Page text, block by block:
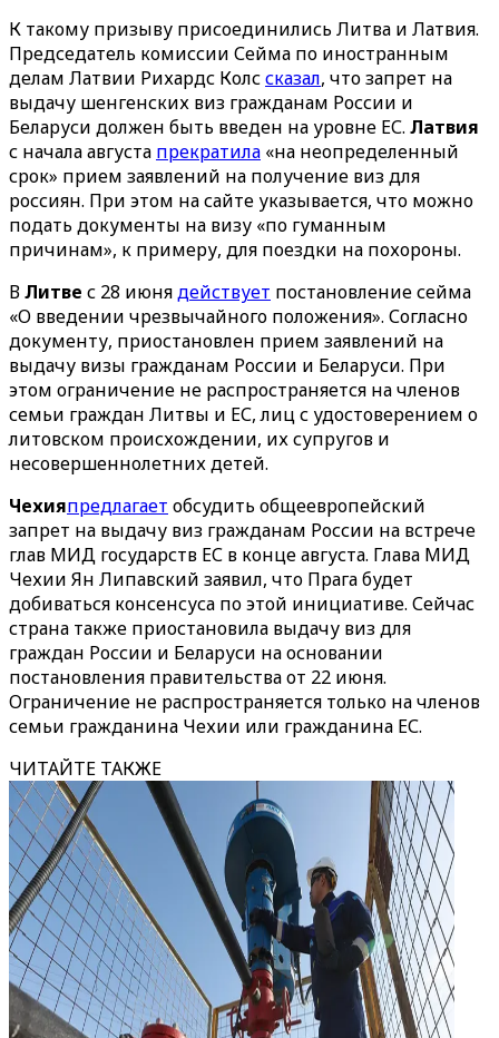
К такому призыву присоединились Литва и Латвия.
Председатель комиссии Сейма по иностранным
делам Латвии Рихардс Колссказал, что запрет на
выдачу шенгенских виз гражданам России и
Беларуси должен быть введен на уровне ЕС. Латвия
с начала августа прекратила «на неопределенный
срок» прием заявлений на получение виз для
россиян. При этом на сайте указывается, что можно
подать документы на визу «по гуманным
причинам», к примеру, для поездки на похороны.
ВЛитве с 28 июнядействует постановление сейма
«О введении чрезвычайного положения». Согласно
документу, приостановлен прием заявлений на
выдачу визы гражданам России и Беларуси. При
этом ограничение не распространяется на членов
семьи граждан Литвы и ЕС, лиц с удостоверением о
литовском происхождении, их супругов и
несовершеннолетних детей.
Чехияпредлагает обсудить общеевропейский
запрет на выдачу виз гражданам России на встрече
глав МИД государств ЕС в конце августа. Глава МИД
Чехии Ян Липавский заявил, что Прага будет
добиваться консенсуса по этой инициативе. Сейчас
страна также приостановила выдачу виз для
граждан России и Беларуси на основании
постановления правительства от 22 июня.
Ограничение не распространяется только на членов
семьи гражданина Чехии или гражданина ЕС.
ЧИТАЙТЕ ТАКЖЕ